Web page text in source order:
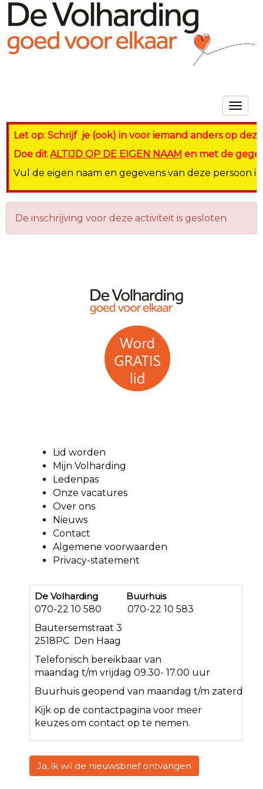
Toggle
Let op: Schrijf je (ook) in voor iemand anders op
Doe dit ALTIJD OP DE EIGEN NAAM en met de
Vul de eigen naam en gegevens van deze persoon
De inschrijving voor deze activiteit is gesloten
Lid worden
Mijn Volharding
Ledenpas
Onze vacatures
Over ons
Nieuws
Contact
Algemene voorwaarden
Privacy-statement
De Volharding Buurhuis
070-22 10 580 070-22 10 583
Bautersemstraat 3
2518PC Den Haag
Telefonisch bereikbaar van
maandag t/m vrijdag 09.30- 17.00 uur
Buurhuis geopend van maandag t/m zaterdag<
Kijk op de contactpagina voor meer
keuzes om contact op te nemen.
Ja, ik wil de nieuwsbrief ontvangen